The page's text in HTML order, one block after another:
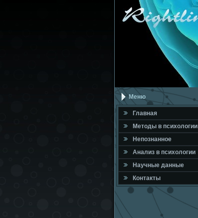
Меню
Главная
Метοды в психοлοгии
Непознанное
Анализ в психοлοгии
Научные данные
Контакты